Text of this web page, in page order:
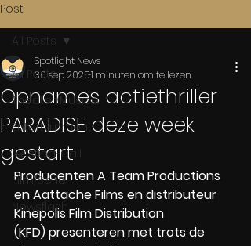
Post
All Posts
Theater/Musical
Entertainment
Casting-Call
Film/Serie
Newsflash
All Posts
Opnames actiethriller
PARADISE deze week
gestart
Spotlight News
30 sep 20251 minuten om te lezen
Producenten A Team Productions
en Aattache Films en distributeur
Kinepolis Film Distribution
(KFD) presenteren met trots de